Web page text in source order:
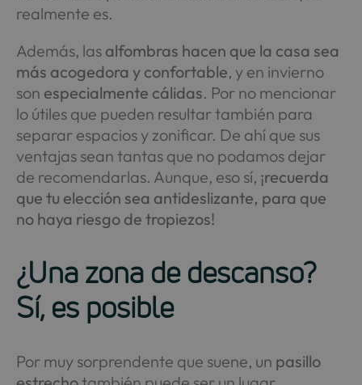
realmente es.
Además, las alfombras hacen que la casa sea
más acogedora y confortable, y en invierno
son especialmente cálidas. Por no mencionar
lo útiles que pueden resultar también para
separar espacios y zonificar. De ahí que sus
ventajas sean tantas que no podamos dejar
de recomendarlas. Aunque, eso sí, ¡recuerda
que tu elección sea antideslizante, para que
no haya riesgo de tropiezos!
¿Una zona de descanso?
Sí, es posible
Por muy sorprendente que suene, un pasillo